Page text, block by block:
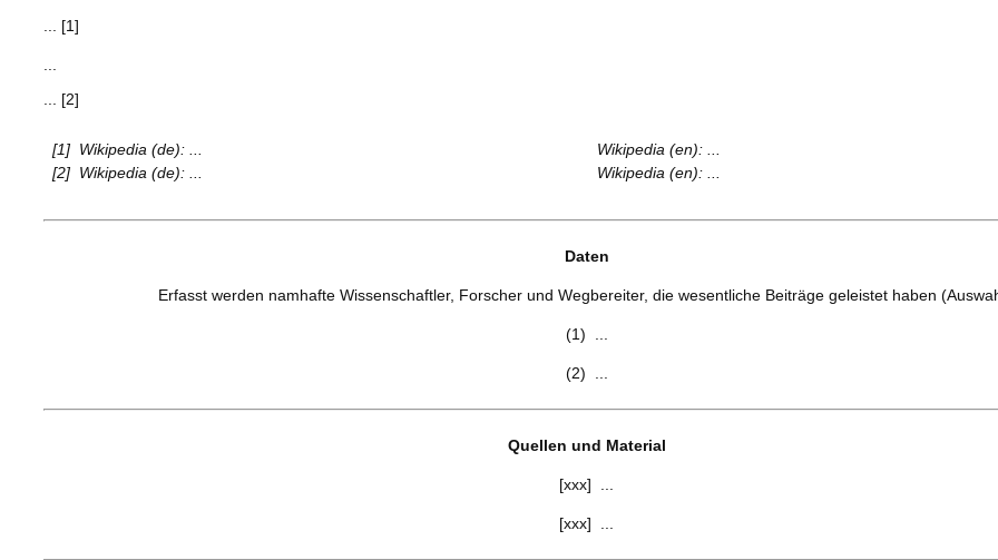
... [1]
... [2]
[1] Wikipedia (de): ...
[2] Wikipedia (de): ...
Wikipedia (en): ...
Wikipedia (en): ...
Daten
Erfasst werden namhafte Wissenschaftler, Forscher und Wegbereiter, die wesentliche Beiträge geleistet haben
(1) ...
(2) ...
Quellen und Material
[xxx] ...
[xxx] ...